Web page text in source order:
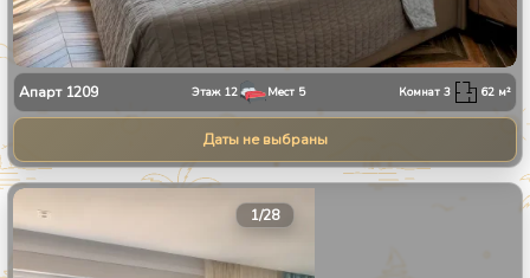
Апарт 1209 Этаж 12 Мест 5 Комнат3 62 м²
Даты не выбраны
1/28